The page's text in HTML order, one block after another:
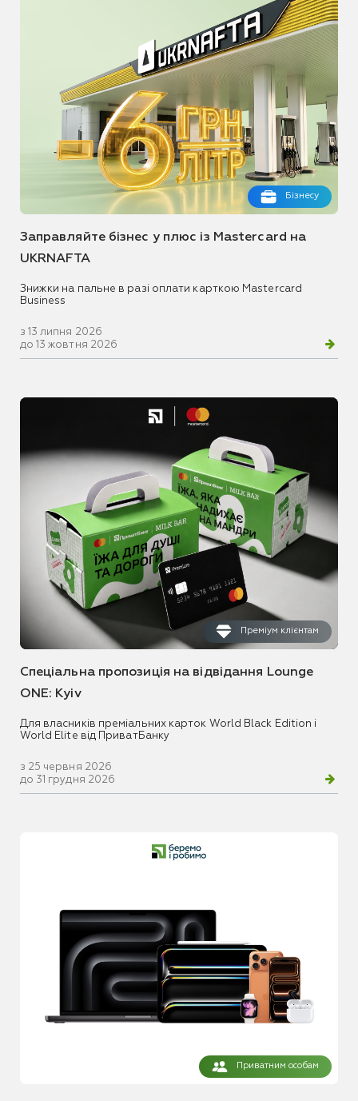
Бізнесу
Заправляйте бізнес у плюс із Mastercard на
UKRNAFTA
Знижки на пальне в разі оплати карткою Mastercard
Business
з 13 липня 2026
до 13 жовтня 2026
Преміум клієнтам
Спеціальна пропозиція на відвідання Lounge
ONE: Kyiv
Для власників преміальних карток World Black Edition і
World Elite від ПриватБанку
з 25 червня 2026
до 31 грудня 2026
Приватним особам